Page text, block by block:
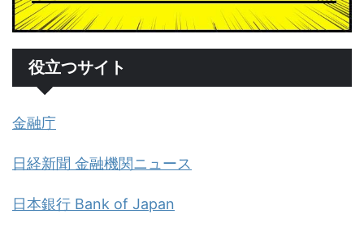
役立つサイト
金融庁
日経新聞 金融機関ニュース
日本銀行 Bank of Japan